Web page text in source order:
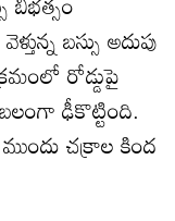
బస్సు అదుపు
రోడ్డుపై
ఢీకొట్టింది.
చక్రాల కింద